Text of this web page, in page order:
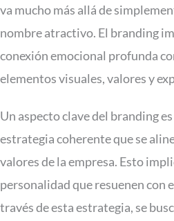
va mucho más allá de
nombre atractivo. El branding
conexión emocional profunda
elementos visuales, valores y
Un aspecto clave del branding
estrategia coherente que se
valores de la empresa. Esto
personalidad que resuenen con
través de esta estrategia, se